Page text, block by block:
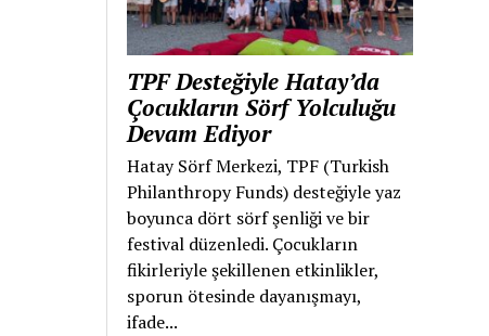
TPF Desteğiyle Hatay’da
Çocukların Sörf Yolculuğu
Devam Ediyor
Hatay Sörf Merkezi, TPF (Turkish
Philanthropy Funds) desteğiyle yaz
boyunca dört sörf şenliği ve bir
festival düzenledi. Çocukların
fikirleriyle şekillenen etkinlikler,
sporun ötesinde dayanışmayı,
ifade...